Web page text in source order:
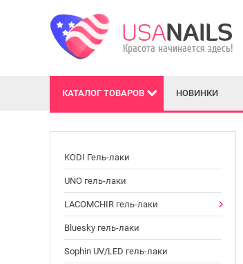
КАТАЛОГ ТОВАРОВ НОВИНКИ
KODI Гель-лаки
UNO гель-лаки
LACOMCHIR гель-лаки
Bluesky гель-лаки
Sophin UV/LED гель-лаки